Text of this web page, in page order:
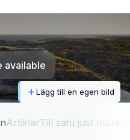
available
Lägg till en egen bild
ArtiklarTill salu just nu